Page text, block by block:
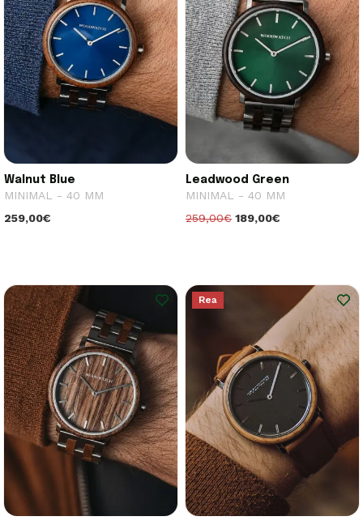
Walnut Blue
MINIMAL - 40 MM
259,00€
Leadwood Green
MINIMAL - 40 MM
259,00€ 189,00€
Rea